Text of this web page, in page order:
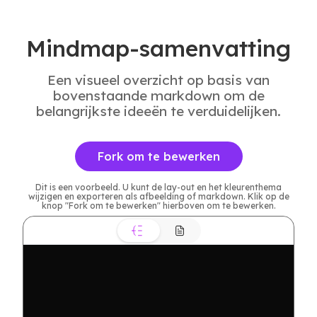
Mindmap-samenvatting
Een visueel overzicht op basis van
bovenstaande markdown om de
belangrijkste ideeën te verduidelijken.
Fork om te bewerken
Dit is een voorbeeld. U kunt de lay-out en het kleurenthema
wijzigen en exporteren als afbeelding of markdown. Klik op de
knop "Fork om te bewerken" hierboven om te bewerken.